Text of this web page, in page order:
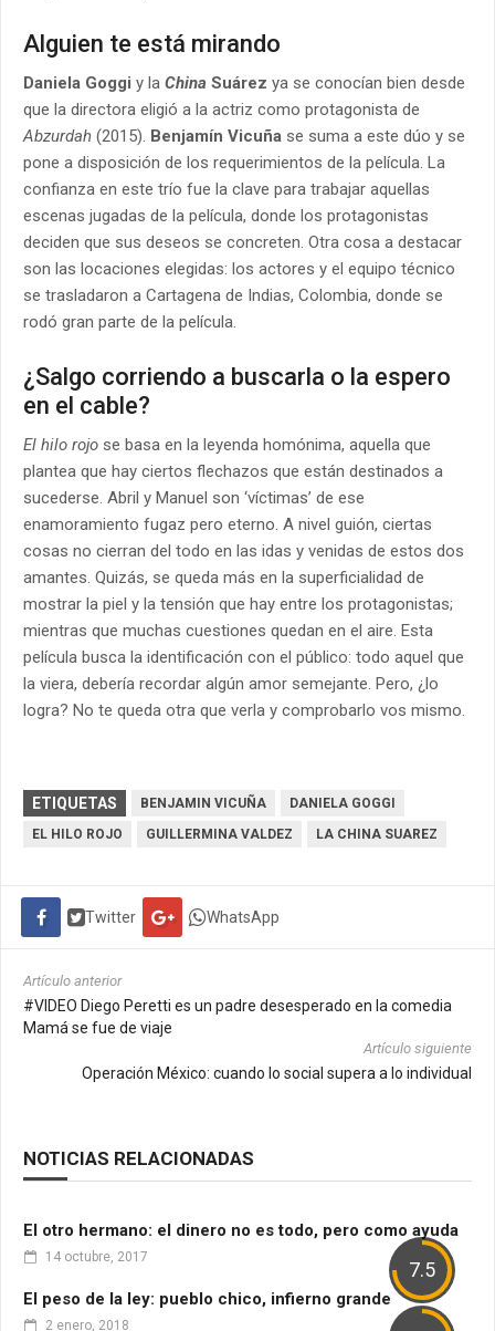
Alguien te está mirando
Daniela Goggi y la China Suárez ya se conocían bien desde
que la directora eligió a la actriz como protagonista de
Abzurdah (2015). Benjamín Vicuña se suma a este dúo y se
pone a disposición de los requerimientos de la película. La
confianza en este trío fue la clave para trabajar aquellas
escenas jugadas de la película, donde los protagonistas
deciden que sus deseos se concreten. Otra cosa a destacar
son las locaciones elegidas: los actores y el equipo técnico
se trasladaron a Cartagena de Indias, Colombia, donde se
rodó gran parte de la película.
¿Salgo corriendo a buscarla o la espero
en el cable?
El hilo rojo se basa en la leyenda homónima, aquella que
plantea que hay ciertos flechazos que están destinados a
sucederse. Abril y Manuel son ‘víctimas’ de ese
enamoramiento fugaz pero eterno. A nivel guión, ciertas
cosas no cierran del todo en las idas y venidas de estos dos
amantes. Quizás, se queda más en la superficialidad de
mostrar la piel y la tensión que hay entre los protagonistas;
mientras que muchas cuestiones quedan en el aire. Esta
película busca la identificación con el público: todo aquel que
la viera, debería recordar algún amor semejante. Pero, ¿lo
logra? No te queda otra que verla y comprobarlo vos mismo.
ETIQUETAS BENJAMIN VICUÑA
DANIELA GOGGI
EL HILO ROJO
GUILLERMINA VALDEZ LA CHINA SUAREZ
Twitter WhatsApp
Artículo anterior
#VIDEO Diego Peretti es un padre desesperado en la comedia
Mamá se fue de viaje
Artículo siguiente
Operación México: cuando lo social supera a lo individual
NOTICIAS RELACIONADAS
7.5
El otro hermano: el dinero no es todo, pero como ayuda
14 octubre, 2017
El peso de la ley: pueblo chico, infierno grande
2 enero, 2018